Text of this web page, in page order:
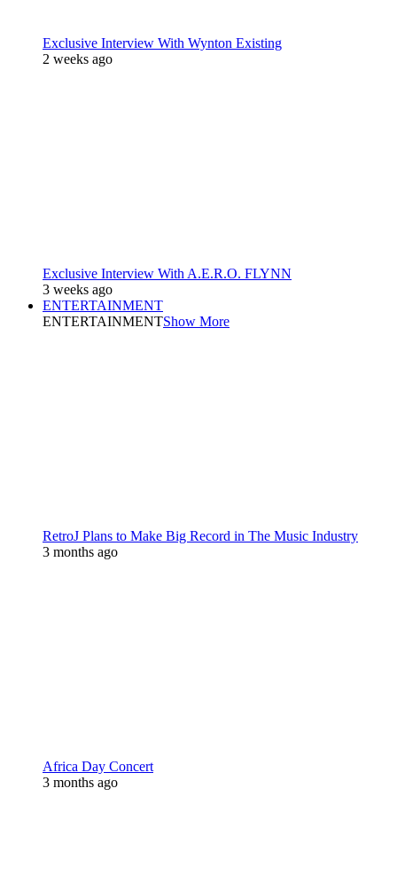
Exclusive Interview With Wynton Existing
2 weeks ago
Exclusive Interview With A.E.R.O. FLYNN
3 weeks ago
ENTERTAINMENT
ENTERTAINMENTShow More
RetroJ Plans to Make Big Record in The Music Industry
3 months ago
Africa Day Concert
3 months ago